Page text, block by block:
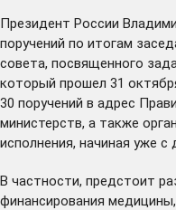
Президент России
поручений по итогам
совета, посвященного
который прошел 31
30 поручений в адрес
министерств, а также
исполнения, начиная уже с
В частности, предстоит
финансирования